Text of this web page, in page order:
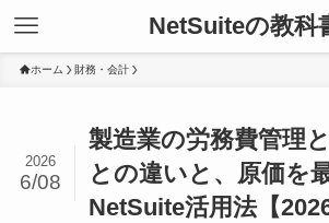
NetSuiteの教科
ホーム 財務・会計
製造業の労務費管理
との違いと、原価を
NetSuite活用法【2026
2026
6/08